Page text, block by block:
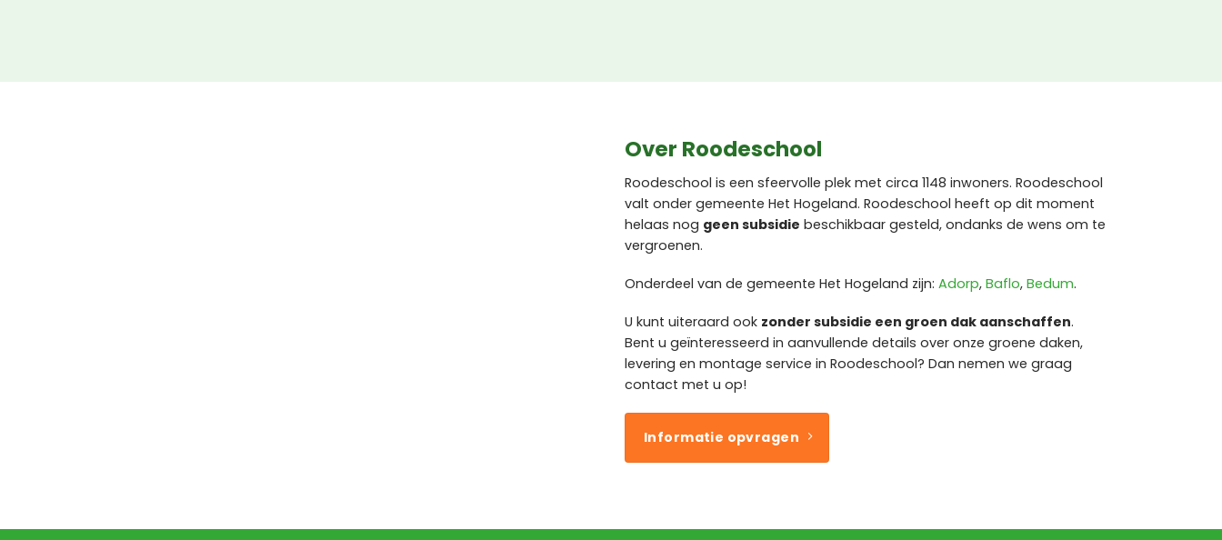
Over Roodeschool
Roodeschool is een sfeervolle plek met circa 1148 inwoners. Roodeschool
valt onder gemeente Het Hogeland. Roodeschool heeft op dit moment
helaas nog geen subsidie beschikbaar gesteld, ondanks de wens om te
vergroenen.
Onderdeel van de gemeente Het Hogeland zijn: Adorp, Baflo, Bedum.
U kunt uiteraard ook zonder subsidie een groen dak aanschaffen.
Bent u geïnteresseerd in aanvullende details over onze groene daken,
levering en montage service in Roodeschool? Dan nemen we graag
contact met u op!
Informatie opvragen